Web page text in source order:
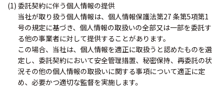
(1) 委託契約に伴う個人情報の提供
当社が取り扱う個人情報は、個人情報保護法第27 条第5項第1
号の規定に基づき、個人情報の取扱いの全部又は一部を委託す
る他の事業者に対して提供することがあります。
この場合、当社は、個人情報を適正に取扱うと認めたものを選
定し、委託契約において安全管理措置、秘密保持、再委託の状
況その他の個人情報の取扱いに関する事項について適正に定
め、必要かつ適切な監督を実施します。